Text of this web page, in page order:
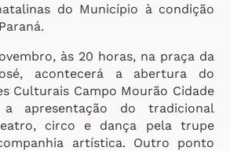
do Município à condição
às 20 horas, na praça da
acontecerá a abertura do
Culturais Campo Mourão Cidade
a apresentação do tradicional
circo e dança pela trupe
artística. Outro ponto